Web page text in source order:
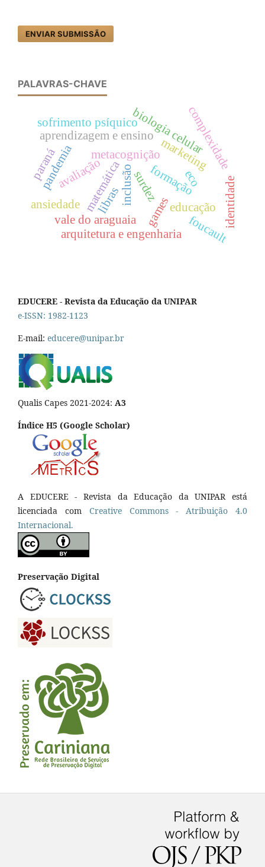
ENVIAR SUBMISSÃO
PALAVRAS-CHAVE
avaliação
biologia celular
aprendizagem e ensino
educação
metacognição
matemática games
marketing
arquitetura e engenharia
eco
complexidade
formação
vale do araguaia
sofrimento psíquico
ansiedade inclusãosurdez
libras
pandemia
foucault
identidade
paraná
EDUCERE - Revista da Educação da UNIPAR
e-ISSN: 1982-1123
E-mail: educere@unipar.br
Qualis Capes 2021-2024: A3
Índice H5 (Google Scholar)
A EDUCERE - Revista da Educação da UNIPAR está
licenciada com CreativeCommons - Atribuição 4.0
Internacional.
Preservação Digital